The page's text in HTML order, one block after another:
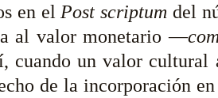
en el Post scriptum del
al valor monetario —
cuando un valor cultural
de la incorporación